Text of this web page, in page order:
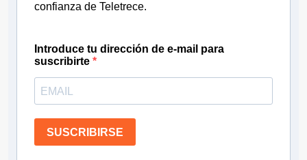
confianza de Teletrece.
Introduce tu dirección de e-mail para
suscribirte
SUSCRIBIRSE